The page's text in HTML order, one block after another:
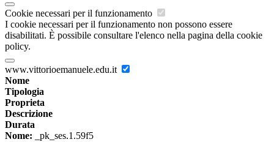
Cookie necessari per il funzionamento
I cookie necessari per il funzionamento non possono essere
disabilitati. È possibile consultare l'elenco nella pagina della cookie
policy.
www.vittorioemanuele.edu.it
Nome
Tipologia
Proprieta
Descrizione
Durata
Nome: _pk_ses.1.59f5